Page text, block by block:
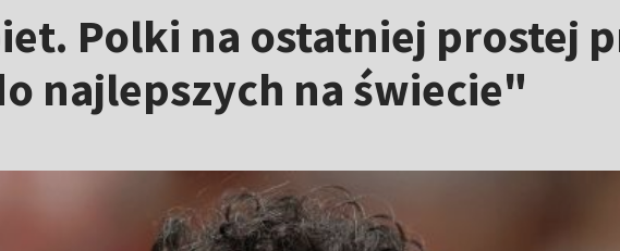
Polki na ostatniej prostej
najlepszych na świecie"